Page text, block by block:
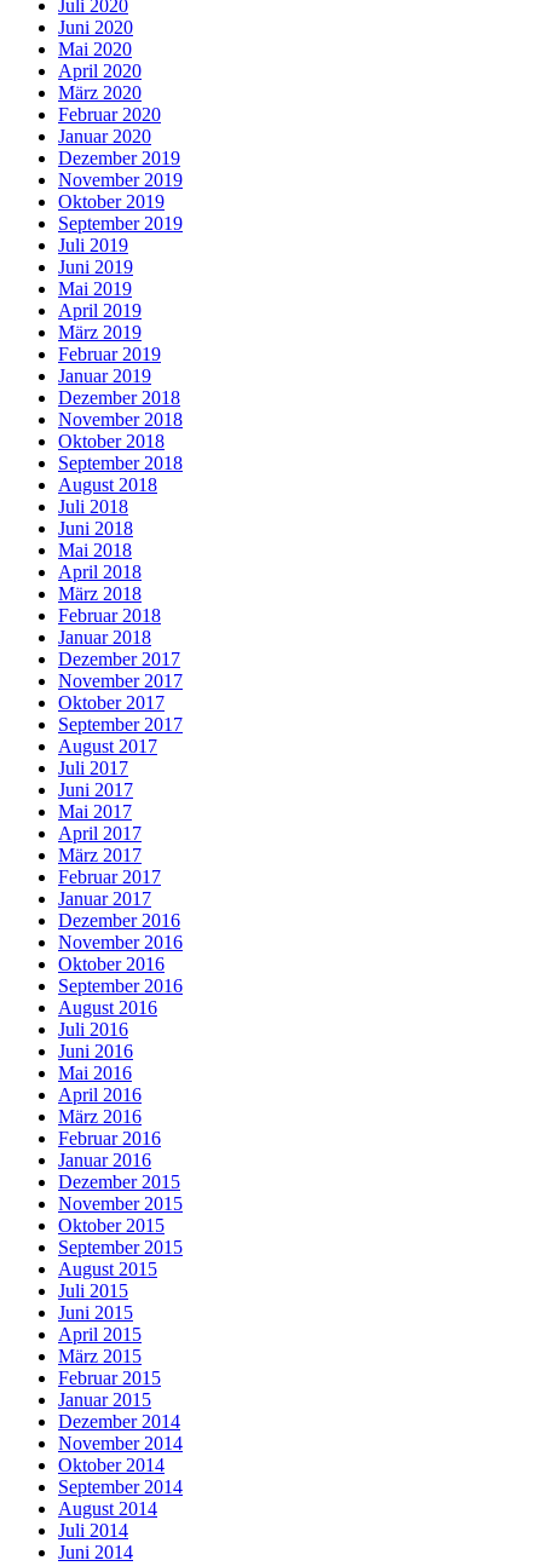
Juli 2020
Juni 2020
Mai 2020
April 2020
März 2020
Februar 2020
Januar 2020
Dezember 2019
November 2019
Oktober 2019
September 2019
Juli 2019
Juni 2019
Mai 2019
April 2019
März 2019
Februar 2019
Januar 2019
Dezember 2018
November 2018
Oktober 2018
September 2018
August 2018
Juli 2018
Juni 2018
Mai 2018
April 2018
März 2018
Februar 2018
Januar 2018
Dezember 2017
November 2017
Oktober 2017
September 2017
August 2017
Juli 2017
Juni 2017
Mai 2017
April 2017
März 2017
Februar 2017
Januar 2017
Dezember 2016
November 2016
Oktober 2016
September 2016
August 2016
Juli 2016
Juni 2016
Mai 2016
April 2016
März 2016
Februar 2016
Januar 2016
Dezember 2015
November 2015
Oktober 2015
September 2015
August 2015
Juli 2015
Juni 2015
April 2015
März 2015
Februar 2015
Januar 2015
Dezember 2014
November 2014
Oktober 2014
September 2014
August 2014
Juli 2014
Juni 2014